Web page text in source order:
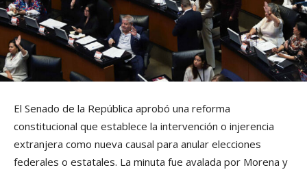
El Senado de la República aprobó una reforma
constitucional que establece la intervención o injerencia
extranjera como nueva causal para anular elecciones
federales o estatales. La minuta fue avalada por Morena y